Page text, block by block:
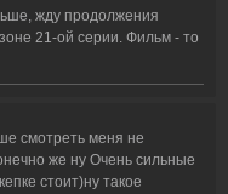
жду продолжения
21-ой серии. Фильм - то
смотреть меня не
же ну Очень сильные
стоит)ну такое